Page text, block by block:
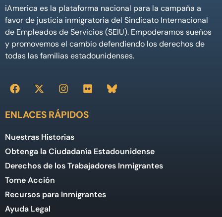
iAmerica es la plataforma nacional para la campaña a
favor de justicia inmigratoria del Sindicato Internacional
de Empleados de Servicios (SEIU). Empoderamos sueños
y promovemos el cambio defendiendo los derechos de
todas las familias estadounidenses.
ENLACES RÁPIDOS
Nuestras Historias
Obtenga la Ciudadanía Estadounidense
Derechos de los Trabajadores Inmigrantes
Tome Acción
Recursos para Inmigrantes
Ayuda Legal